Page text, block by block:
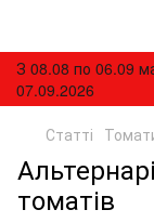
З 08.08 по 06.09
07.09.2026
Статті
томатів